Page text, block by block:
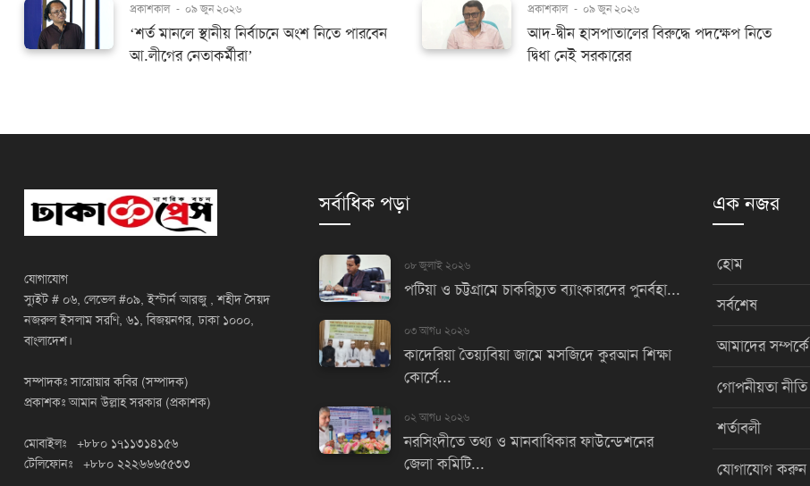
প্রকাশকাল - ০৯ জুন ২০২৬
‘শর্ত মানলে স্থানীয় নির্বাচনে অংশ নিতে পারবেন
আ.লীগের নেতাকর্মীরা’
প্রকাশকাল - ০৯ জুন ২০২৬
আদ-দ্বীন হাসপাতালের বিরুদ্ধে পদক্ষেপ নিতে
দ্বিধা নেই সরকারের
যোগাযোগ
স্যুইট # ০৬, লেভেল #০৯, ইস্টার্ন আরজু , শহীদ সৈয়দ
নজরুল ইসলাম সরণি, ৬১, বিজয়নগর, ঢাকা ১০০০,
বাংলাদেশ।
সম্পাদকঃ সারোয়ার কবির (সম্পাদক)
প্রকাশকঃ আমান উল্লাহ সরকার (প্রকাশক)
মোবাইলঃ +৮৮০ ১৭১১৩১৪১৫৬
টেলিফোনঃ +৮৮০ ২২২৬৬৬৫৫৩৩
সর্বাধিক পড়া
০৮ জুলাই ২০২৬
পটিয়া ও চট্টগ্রামে চাকরিচ্যুত ব্যাংকারদের পুনর্বহা...
০৩ আগu ২০২৬
কাদেরিয়া তৈয়্যবিয়া জামে মসজিদে কুরআন শিক্ষা
কোর্সে...
০২ আগu ২০২৬
নরসিংদীতে তথ্য ও মানবাধিকার ফাউন্ডেশনের
জেলা কমিটি...
এক নজর
হোম
সর্বশেষ
আমাদের সম্পর্কে
গোপনীয়তা নীতি
শর্তাবলী
যোগাযোগ করুন